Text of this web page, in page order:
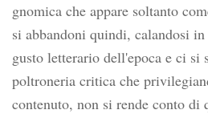
gnomica che appare soltanto
si abbandoni quindi, calandosi
gusto letterario dell'epoca e ci si
poltroneria critica che
contenuto, non si rende conto di